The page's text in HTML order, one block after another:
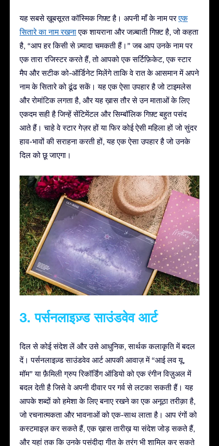
यह सबसे ख़ूबसूरत कॉस्मिक गिफ़्ट है। अपनी माँ के नाम परएक
सितारे का नाम रखनाएक शायराना और जज़्बाती गिफ़्ट है, जो कहता
है, “आप हर किसी से ज़्यादा चमकती हैं।” जब आप उनके नाम पर
एक तारा रजिस्टर करते हैं, तो आपको एक सर्टिफ़िकेट, एक स्टार
मैप और सटीक को-ऑर्डिनेट मिलेंगे ताकि वे रात के आसमान में अपने
नाम के सितारे को ढूंढ सकें। यह एक ऐसा उपहार है जो टाइमलेस
और रोमांटिक लगता है, और यह ख़ास तौर से उन माताओं के लिए
एकदम सही है जिन्हें सेंटिमेंटल और सिम्बॉलिक गिफ़्ट बहुत पसंद
आते हैं। चाहे वे स्टार गेज़र हों या फिर कोई ऐसी महिला हों जो सुंदर
हाव-भावों की सराहना करती हों, यह एक ऐसा उपहार है जो उनके
दिल को छू जाएगा।
3. पर्सनलाइज़्ड साउंडवेव आर्ट
दिल से कोई संदेश लें और उसे आधुनिक, सार्थक कलाकृति में बदल
दें। पर्सनलाइज़्ड साउंडवेव आर्ट आपकी आवाज़ में “आई लव यू,
मॉम” या फ़ैमिली ग्रुप रिकॉर्डिंग ऑडियो को एक रंगीन विज़ुअल में
बदल देती है जिसे वे अपनी दीवार पर गर्व से लटका सकती हैं। यह
आपके शब्दों को हमेशा के लिए बनाए रखने का एक अनूठा तरीक़ा है,
जो रचनात्मकता और भावनाओं को एक-साथ लाता है। आप रंगों को
कस्टमाइज़ कर सकते हैं, एक ख़ास तारीख़ या संदेश जोड़ सकते हैं,
और यहां तक कि उनके पसंदीदा गीत के तरंग भी शामिल कर सकते